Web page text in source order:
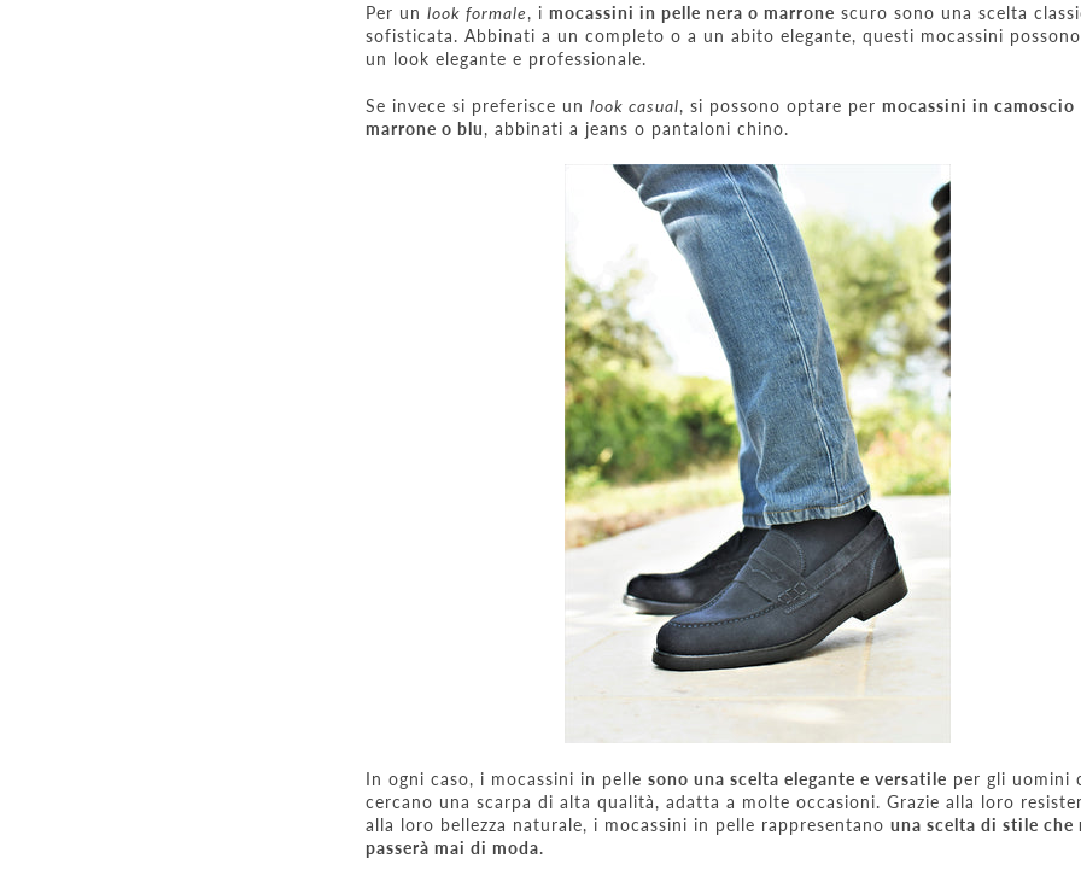
Per unlook formale, imocassini in pelle nera o marrone scuro sono una scelta
sofisticata. Abbinati a un completo o a un abito elegante, questi mocassini
un look elegante e professionale.
Se invece si preferisce unlook casual, si possono optare permocassini in camoscio
marrone o blu, abbinati a jeans o pantaloni chino.
In ogni caso, i mocassini in pellesono una scelta elegante e versatile per gli uomini
cercano una scarpa di alta qualità, adatta a molte occasioni. Grazie alla loro
alla loro bellezza naturale, i mocassini in pelle rappresentanouna scelta di stile che
passerà mai di moda.